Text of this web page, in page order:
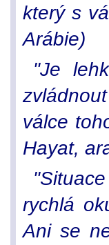
který s
Arábie)
"Je
válce
Hayat,
rychlá
Ani se